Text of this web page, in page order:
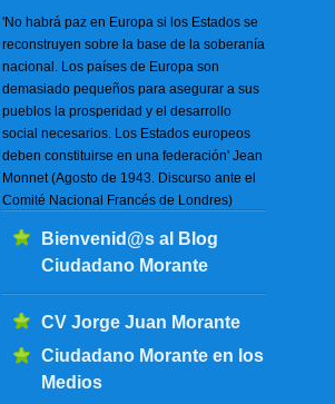
'No habrá paz en Europa si los Estados se
reconstruyen sobre la base de la soberanía
nacional. Los países de Europa son
demasiado pequeños para asegurar a sus
pueblos la prosperidad y el desarrollo
social necesarios. Los Estados europeos
deben constituirse en una federación' Jean
Monnet (Agosto de 1943. Discurso ante el
Comité Nacional Francés de Londres)
Bienvenid@s al Blog
Ciudadano Morante
CV Jorge Juan Morante
Ciudadano Morante en los
Medios